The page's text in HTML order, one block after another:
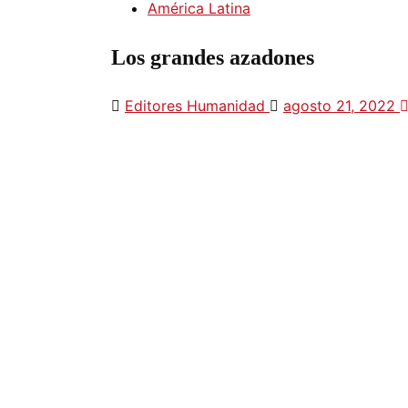
América Latina
Los grandes azadones
Editores Humanidad agosto 21, 2022